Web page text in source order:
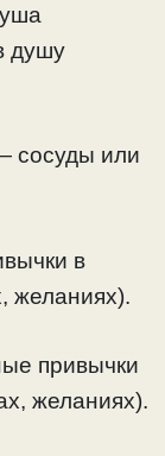
душу
сосуды или
в
желаниях).
привычки
желаниях).